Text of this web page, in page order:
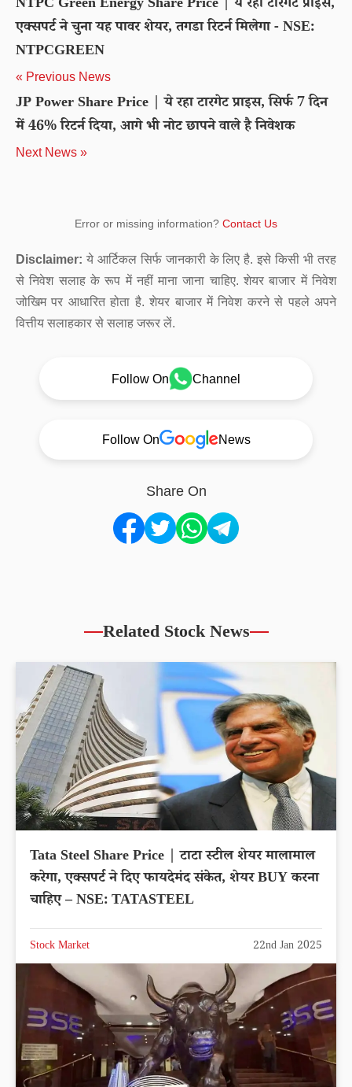
NTPC Green Energy Share Price | ये रहा टारगेट प्राइस,
एक्सपर्ट ने चुना यह पावर शेयर, तगडा रिटर्न मिलेगा - NSE:
NTPCGREEN
« Previous News
JP Power Share Price | ये रहा टारगेट प्राइस, सिर्फ 7 दिन
में 46% रिटर्न दिया, आगे भी नोट छापने वाले है निवेशक
Next News »
Error or missing information? Contact Us
Disclaimer: ये आर्टिकल सिर्फ जानकारी के लिए है. इसे किसी भी तरह
से निवेश सलाह के रूप में नहीं माना जाना चाहिए. शेयर बाजार में निवेश
जोखिम पर आधारित होता है. शेयर बाजार में निवेश करने से पहले अपने
वित्तीय सलाहकार से सलाह जरूर लें.
Follow On Channel
Follow On News
Share On
Related Stock News
Tata Steel Share Price | टाटा स्टील शेयर मालामाल
करेगा, एक्सपर्ट ने दिए फायदेमंद संकेत, शेयर BUY करना
चाहिए – NSE: TATASTEEL
Stock Market 22nd Jan 2025